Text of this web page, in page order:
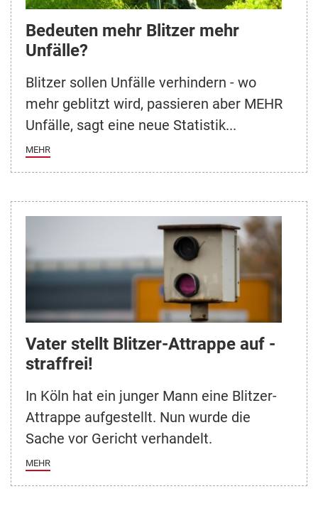
Bedeuten mehr Blitzer mehr
Unfälle?
Blitzer sollen Unfälle verhindern - wo
mehr geblitzt wird, passieren aber MEHR
Unfälle, sagt eine neue Statistik...
MEHR
Vater stellt Blitzer-Attrappe auf -
straffrei!
In Köln hat ein junger Mann eine Blitzer-
Attrappe aufgestellt. Nun wurde die
Sache vor Gericht verhandelt.
MEHR